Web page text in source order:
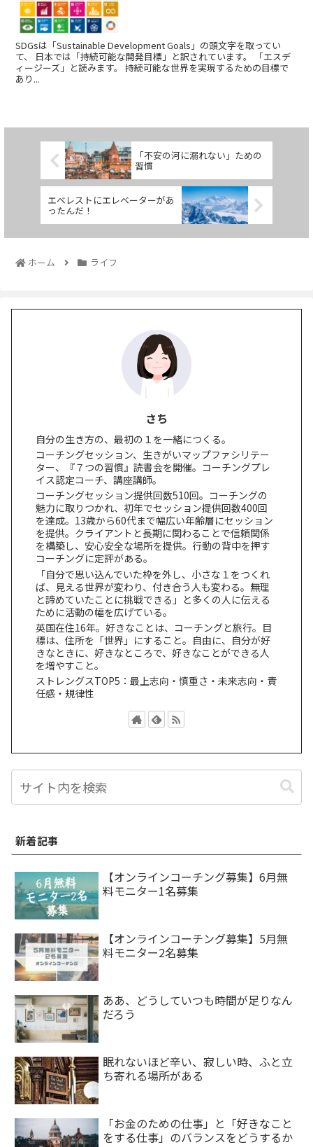
SDGsは「Sustainable Development Goals」の頭文字を取ってい
て、 日本では「持続可能な開発目標」と訳されています。 「エスデ
ィージーズ」と読みます。 持続可能な世界を実現するための目標で
あり...
「不安の河に溺れない」ための
習慣
エベレストにエレベーターがあ
ったんだ！
ホーム ライフ
さち
自分の生き方の、最初の１を一緒につくる。
コーチングセッション、生きがいマップファシリテー
ター、『７つの習慣』読書会を開催。コーチングプレ
イス認定コーチ、講座講師。
コーチングセッション提供回数510回。コーチングの
魅力に取りつかれ、初年でセッション提供回数400回
を達成。13歳から60代まで幅広い年齢層にセッション
を提供。クライアントと長期に関わることで信頼関係
を構築し、安心安全な場所を提供。行動の背中を押す
コーチングに定評がある。
「自分で思い込んでいた枠を外し、小さな１をつくれ
ば、見える世界が変わり、付き合う人も変わる。無理
と諦めていたことに挑戦できる」と多くの人に伝える
ために活動の幅を広げている。
英国在住16年。好きなことは、コーチングと旅行。目
標は、住所を「世界」にすること。自由に、自分が好
きなときに、好きなところで、好きなことができる人
を増やすこと。
ストレングスTOP5：最上志向・慎重さ・未来志向・責
任感・規律性
新着記事
【オンラインコーチング募集】6月無
料モニター1名募集
【オンラインコーチング募集】5月無
料モニター2名募集
ああ、どうしていつも時間が足りなん
だろう
眠れないほど辛い、寂しい時、ふと立
ち寄れる場所がある
「お金のための仕事」と「好きなこと
をする仕事」のバランスをどうするか